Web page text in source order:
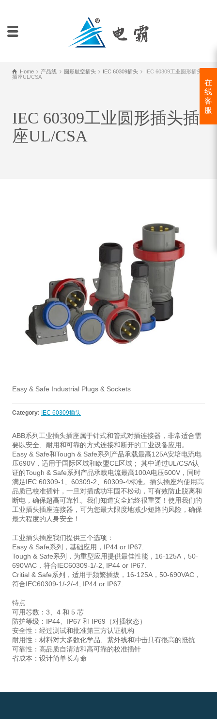
Home 产品线 圆形航空插头 IEC 60309插头
IEC 60309工业圆形插头
插座UL/CSA
IEC 60309工业圆形插头插
座UL/CSA
Easy & Safe Industrial Plugs & Sockets
Category: IEC 60309插头
ABB系列工业插头插座属于针式和管式对插连接器，非常适合需
要以安全、耐用和可靠的方式连接和断开的工业设备应用。
Easy & Safe和Tough & Safe系列产品承载最高125A安培电流电
压690V，适用于国际区域和欧盟CE区域； 其中通过UL/CSA认
证的Tough & Safe系列产品承载电流最高100A电压600V，同时
满足IEC 60309-1、60309-2、60309-4标准。插头插座均使用高
品质已校准插针，一旦对插成功牢固不松动，可有效防止脱离和
断电，确保超高可靠性。我们知道安全始终很重要！使用我们的
工业插头插座连接器，可为您最大限度地减少短路的风险，确保
最大程度的人身安全！
工业插头插座我们提供三个选项：
Easy & Safe系列，基础应用，IP44 or IP67.
Tough & Safe系列，为重型应用提供最佳性能，16-125A，50-
690VAC，符合IEC60309-1/-2, IP44 or IP67.
Critial & Safe系列，适用于频繁插拔，16-125A，50-690VAC，
符合IEC60309-1/-2/-4, IP44 or IP67.
特点
可用芯数：3、4 和 5 芯
防护等级：IP44、IP67 和 IP69（对插状态）
安全性：经过测试和批准第三方认证机构
耐用性：材料对大多数化学品、紫外线和冲击具有很高的抵抗
可靠性：高品质自清洁和高可靠的校准插针
省成本：设计简单长寿命
在
线
客
服